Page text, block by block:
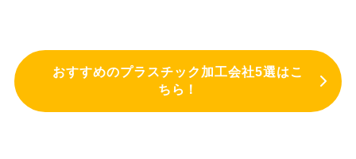
おすすめのプラスチック加工会社5選はこ
ちら！